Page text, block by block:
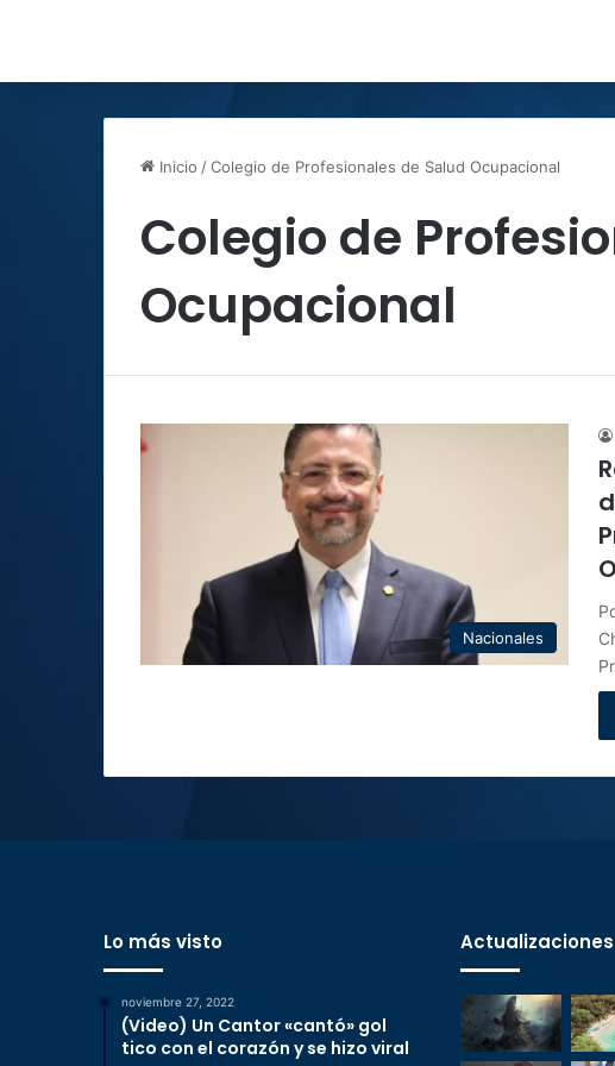
Inicio /Colegio de Profesionales de Salud Ocupacional
Colegio de
Ocupacional
Nacionales
Lo más visto
noviembre 27, 2022
(Video) Un Cantor «cantó» gol
tico con el corazón y se hizo viral
Actualizaciones